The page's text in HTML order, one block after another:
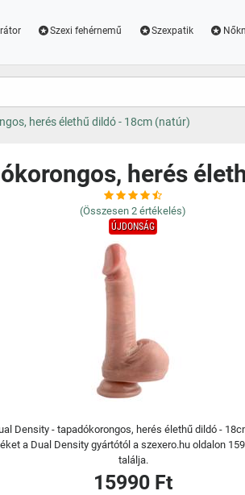
Szexi fehérnemű Szexpatik
herés élethű dildó - 18cm (natúr)
herés
(Összesen 2 értékelés)
ÚJDONSÁG
Density - tapadókorongos, herés élethű dildó -
a Dual Density gyártótól a szexero.hu oldalon
találja.
15990 Ft